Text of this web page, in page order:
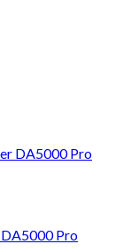
Pro